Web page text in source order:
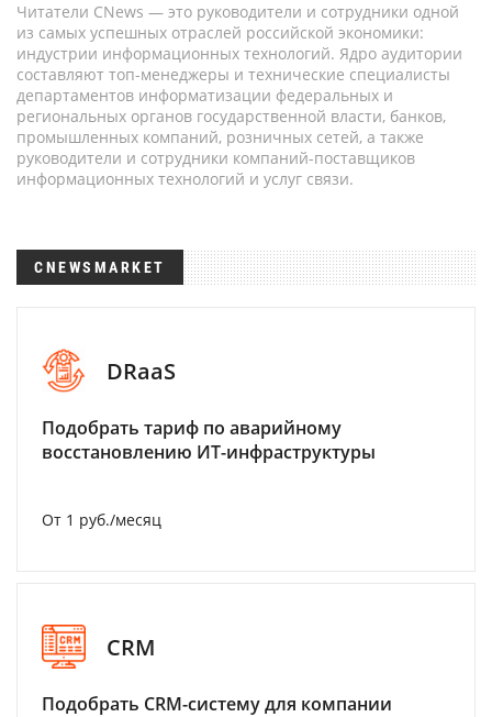
Читатели CNews — это руководители и сотрудники одной
из самых успешных отраслей российской экономики:
индустрии информационных технологий. Ядро аудитории
составляют топ-менеджеры и технические специалисты
департаментов информатизации федеральных и
региональных органов государственной власти, банков,
промышленных компаний, розничных сетей, а также
руководители и сотрудники компаний-поставщиков
информационных технологий и услуг связи.
CNEWSMARKET
DRaaS
Подобрать тариф по аварийному
восстановлению ИТ-инфраструктуры
От 1 руб./месяц
CRM
Подобрать CRM-систему для компании